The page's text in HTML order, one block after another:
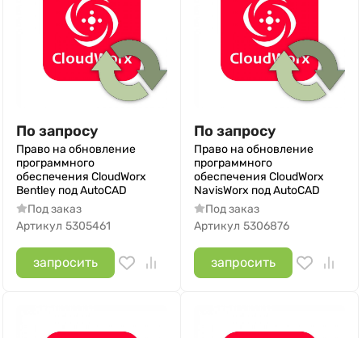
По запросу
Право на обновление
программного
обеспечения CloudWorx
Bentley под AutoCAD
Под заказ
Артикул 5305461
запросить
По запросу
Право на обновление
программного
обеспечения CloudWorx
NavisWorx под AutoCAD
Под заказ
Артикул 5306876
запросить